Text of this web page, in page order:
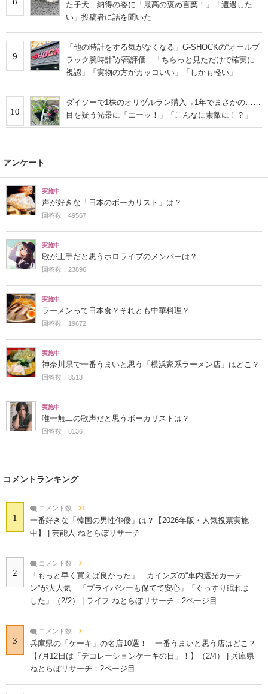
た子犬 納得の姿に「最高の褒め言葉！」「遭遇した
い」投稿者に話を聞いた
9
「他の時計をする気がなくなる」G-SHOCKの“オールブ
ラック腕時計”が高評価 「ちらっと見ただけで確実に
視認」「実物の方がカッコいい」「しかも軽い」
10
ダイソーで1株のオリヅルラン購入→1年でまさかの……
目を疑う光景に「エーッ！」「こんなに素敵に！？」
アンケート
実施中
声が好きな「日本のボーカリスト」は？
回答数：49567
実施中
歌が上手だと思うホロライブのメンバーは？
回答数：23896
実施中
ラーメンって日本食？それとも中華料理？
回答数：19672
実施中
神奈川県で一番うまいと思う「横浜家系ラーメン店」はどこ？
回答数：8513
実施中
唯一無二の歌声だと思うボーカリストは？
回答数：8136
コメントランキング
1
コメント数： 21
一番好きな「韓国の男性俳優」は？【2026年版・人気投票実施
中】 | 芸能人 ねとらぼリサーチ
2
コメント数： 7
「もっと早く買えば良かった」 カインズの“車内遮光カーテ
ン”が大人気 「プライバシーも保てて安心」「ぐっすり眠れま
した」（2/2） | ライフ ねとらぼリサーチ：2ページ目
3
コメント数： 7
兵庫県の「ケーキ」の名店10選！ 一番うまいと思う店はどこ？
【7月12日は「デコレーションケーキの日」！】（2/4） | 兵庫県
ねとらぼリサーチ：2ページ目